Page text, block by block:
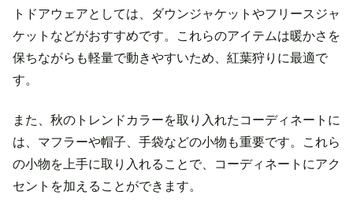
トドアウェアとしては、ダウンジャケットやフリースジャ
ケットなどがおすすめです。これらのアイテムは暖かさを
保ちながらも軽量で動きやすいため、紅葉狩りに最適で
す。
また、秋のトレンドカラーを取り入れたコーディネートに
は、マフラーや帽子、手袋などの小物も重要です。これら
の小物を上手に取り入れることで、コーディネートにアク
セントを加えることができます。